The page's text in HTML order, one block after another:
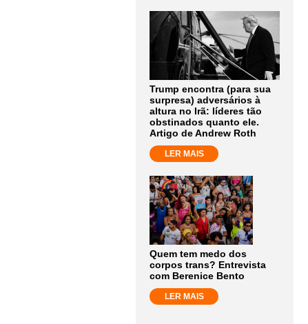
Trump encontra (para sua
surpresa) adversários à
altura no Irã: líderes tão
obstinados quanto ele.
Artigo de Andrew Roth
LER MAIS
Quem tem medo dos
corpos trans? Entrevista
com Berenice Bento
LER MAIS